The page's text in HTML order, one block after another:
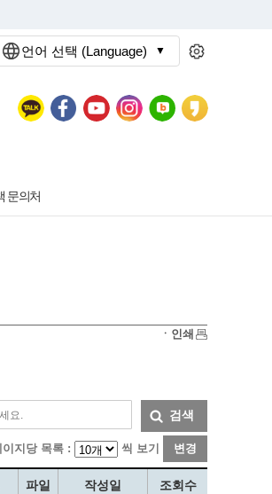
문의처
개현황
사
지법 온라인 콜센터
원실 운영현황
옴부즈만 제도 소개
식
격지정업소
ㆍ인쇄
검색
이지당 목록 : 씩 보기 변경
파일 작성일 조회수
언어 선택 (Language)